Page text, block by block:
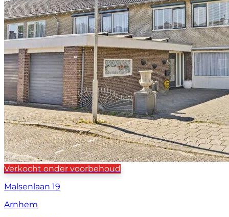
Verkocht onder voorbehoud
Malsenlaan 19
Arnhem